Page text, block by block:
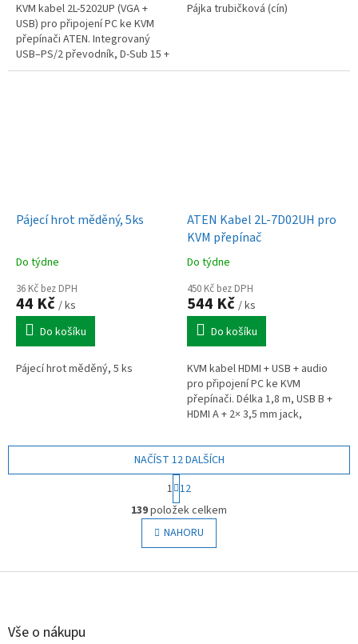
KVM kabel 2L-5202UP (VGA +
USB) pro připojení PC ke KVM
přepínači ATEN. Integrovaný
USB–PS/2 převodník, D-Sub 15 +
USB A, délka 1,8 m.
Pájka trubičková (cín)
Pájecí hrot měděný, 5ks
Do týdne
36 Kč bez DPH
44 Kč / ks
Do košíku
Pájecí hrot měděný, 5 ks
ATEN Kabel 2L-7D02UH pro
KVM přepínač
Do týdne
450 Kč bez DPH
544 Kč / ks
Do košíku
KVM kabel HDMI + USB + audio
pro připojení PC ke KVM
přepínači. Délka 1,8 m, USB B +
HDMI A + 2× 3,5 mm jack,
O
v
l
á
NAČÍST 12 DALŠÍCH
S
t
r
á
n
k
v
1 12
139položek celkem
NAHORU
Z
Vše o nákupu